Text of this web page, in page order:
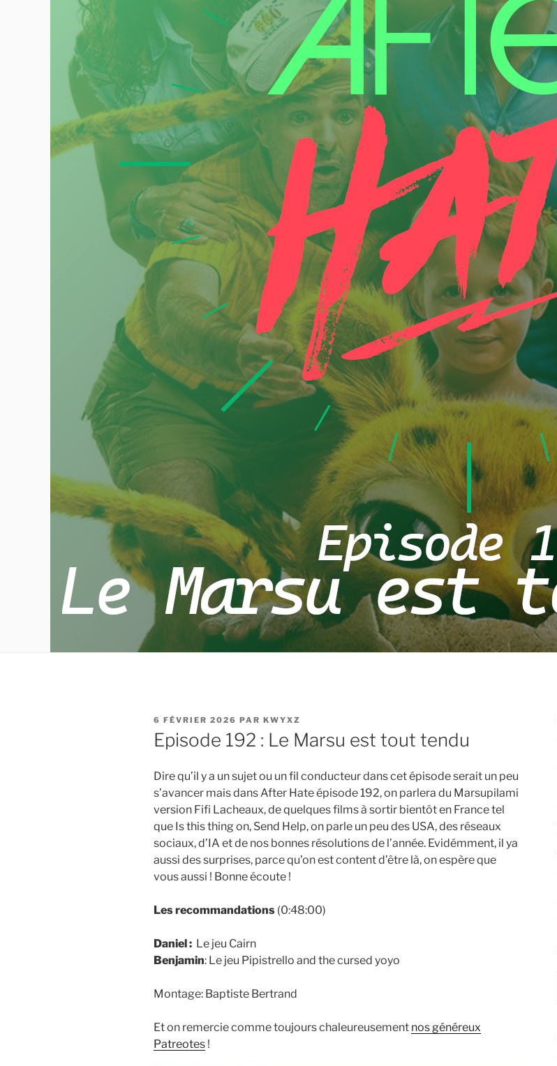
PUBLIÉ
LE
6 FÉVRIER 2026 PAR KWYXZ
Episode 192 : Le Marsu est tout tendu
Dire qu’il y a un sujet ou un fil conducteur dans cet épisode serait un peu
s’avancer mais dans After Hate épisode 192, on parlera du Marsupilami
version Fifi Lacheaux, de quelques films à sortir bientôt en France tel
que Is this thing on, Send Help, on parle un peu des USA, des réseaux
sociaux, d’IA et de nos bonnes résolutions de l’année. Evidémment, il ya
aussi des surprises, parce qu’on est content d’être là, on espère que
vous aussi ! Bonne écoute !
Les recommandations (0:48:00)
Daniel : Le jeu Cairn
Benjamin: Le jeu Pipistrello and the cursed yoyo
Montage: Baptiste Bertrand
Et on remercie comme toujours chaleureusement nos généreux
Patreotes !